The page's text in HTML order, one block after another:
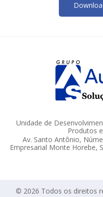
Unidade de
Produtos
Av. Santo Antônio,
Empresarial Monte Horebe,
© 2026 Todos os direitos